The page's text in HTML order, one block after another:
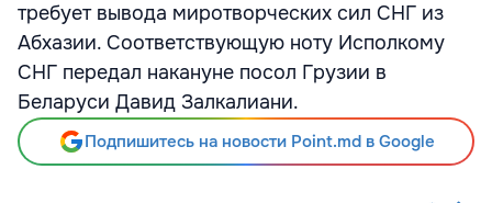
требует вывода миротворческих сил СНГ из
Абхазии. Соответствующую ноту Исполкому
СНГ передал накануне посол Грузии в
Беларуси Давид Залкалиани.
Подпишитесь на новости Point.md в Google